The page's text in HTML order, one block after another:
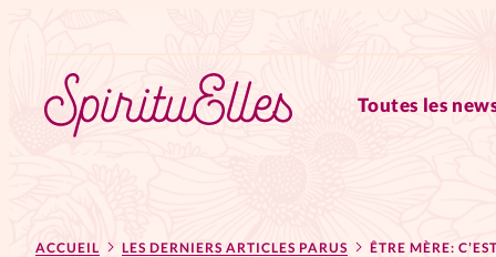
Toutes les
ACCUEIL LES DERNIERS ARTICLES PARUS ÊTRE MÈRE: